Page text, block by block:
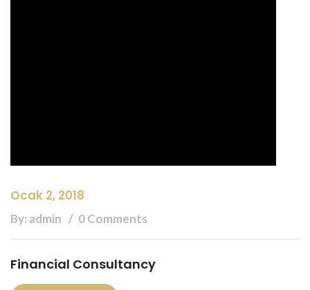
Ocak 2, 2018
By: admin 0 Comments
Financial Consultancy